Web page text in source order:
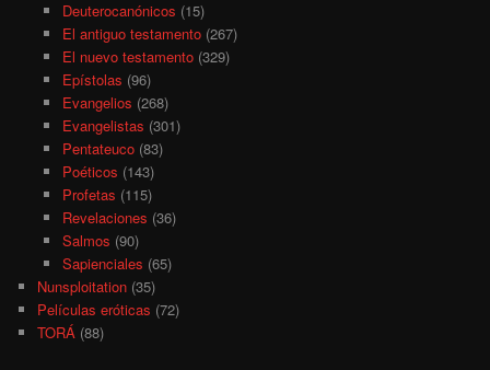
Deuterocanónicos (15)
El antiguo testamento(267)
El nuevo testamento(329)
Epístolas (96)
Evangelios (268)
Evangelistas (301)
Pentateuco(83)
Poéticos (143)
Profetas (115)
Revelaciones (36)
Salmos (90)
Sapienciales (65)
Nunsploitation (35)
Películas eróticas (72)
TORÁ (88)